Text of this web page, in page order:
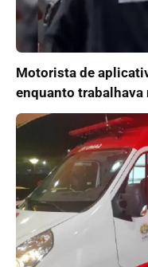
Motorista de
enquanto trabalhava